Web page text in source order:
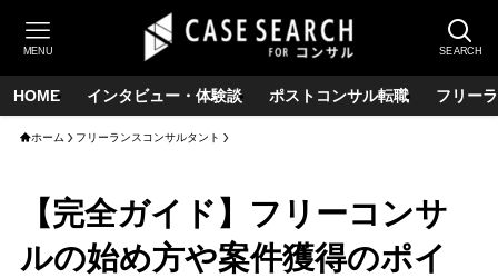
SEARCH
MENU
HOME インタビュー・体験談 ポストコンサル転職 フリー
ホーム フリーランスコンサルタント
【完全ガイド】フリーコンサ
ルの始め方や案件獲得のポイ